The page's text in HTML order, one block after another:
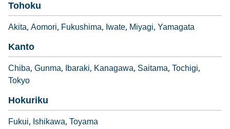
Tohoku
Akita Aomori Fukushima Iwate Miyagi Yamagata
Kanto
Chiba Gunma Ibaraki Kanagawa Saitama Tochigi
Tokyo
Hokuriku
Fukui Ishikawa Toyama